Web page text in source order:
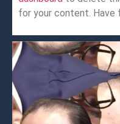
for your content. Have